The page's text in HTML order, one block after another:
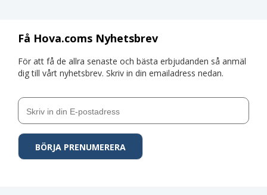
Få Hova.coms Nyhetsbrev
För att få de allra senaste och bästa erbjudanden så anmäl
dig till vårt nyhetsbrev. Skriv in din emailadress nedan.